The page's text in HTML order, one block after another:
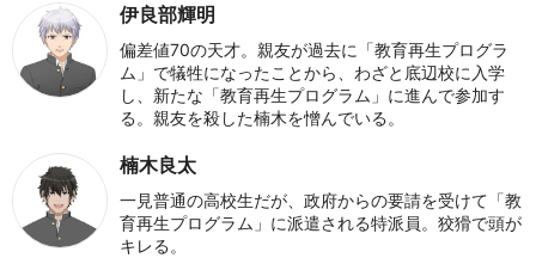
伊良部輝明
偏差値70の天才。親友が過去に「教育再生プログラ
ム」で犠牲になったことから、わざと底辺校に入学
し、新たな「教育再生プログラム」に進んで参加す
る。親友を殺した楠木を憎んでいる。
楠木良太
一見普通の高校生だが、政府からの要請を受けて「教
育再生プログラム」に派遣される特派員。狡猾で頭が
キレる。